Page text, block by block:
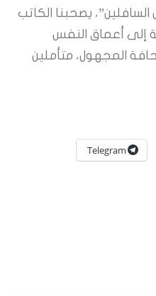
يصحبنا الكاتب
أعماق النفس
المجهول، متأملين
Telegram